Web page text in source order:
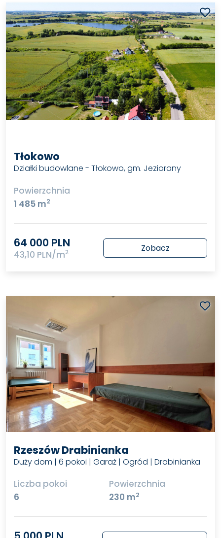
Tłokowo
Działki budowlane - Tłokowo, gm. Jeziorany
Powierzchnia
1 485 m2
64 000 PLN
43,10 PLN/m2 Zobacz
Rzeszów Drabinianka
Duży dom | 6 pokoi | Garaż | Ogród | Drabinianka
Liczba pokoi
6
Powierzchnia
230 m2